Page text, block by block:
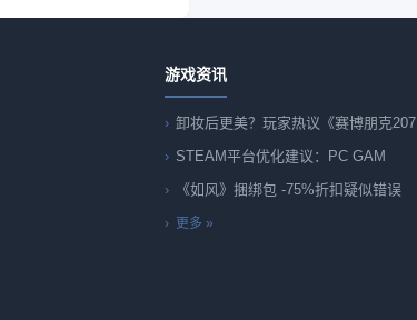
游戏资讯
卸妆后更美？玩家热议《赛博朋克207
STEAM平台优化建议：PC GAM
《如风》捆绑包 -75%折扣疑似错误
更多 »